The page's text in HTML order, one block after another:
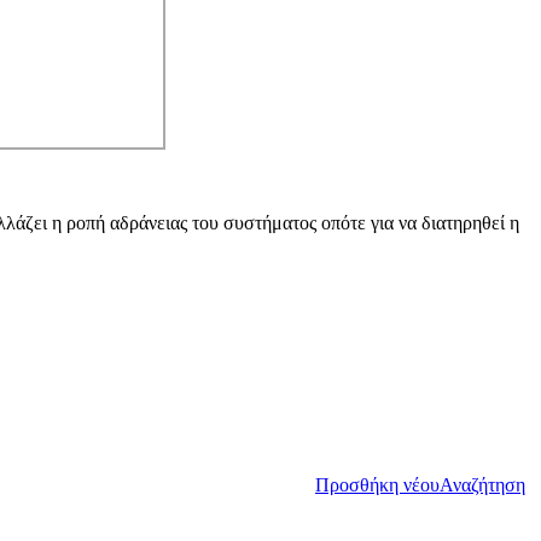
η ροπή αδράνειας του συστήματος οπότε για να διατηρηθεί η
Προσθήκη νέουΑναζήτηση